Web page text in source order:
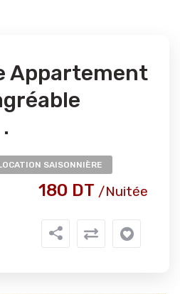
Appartement
SAISONNIÈRE
180 DT /nuitée